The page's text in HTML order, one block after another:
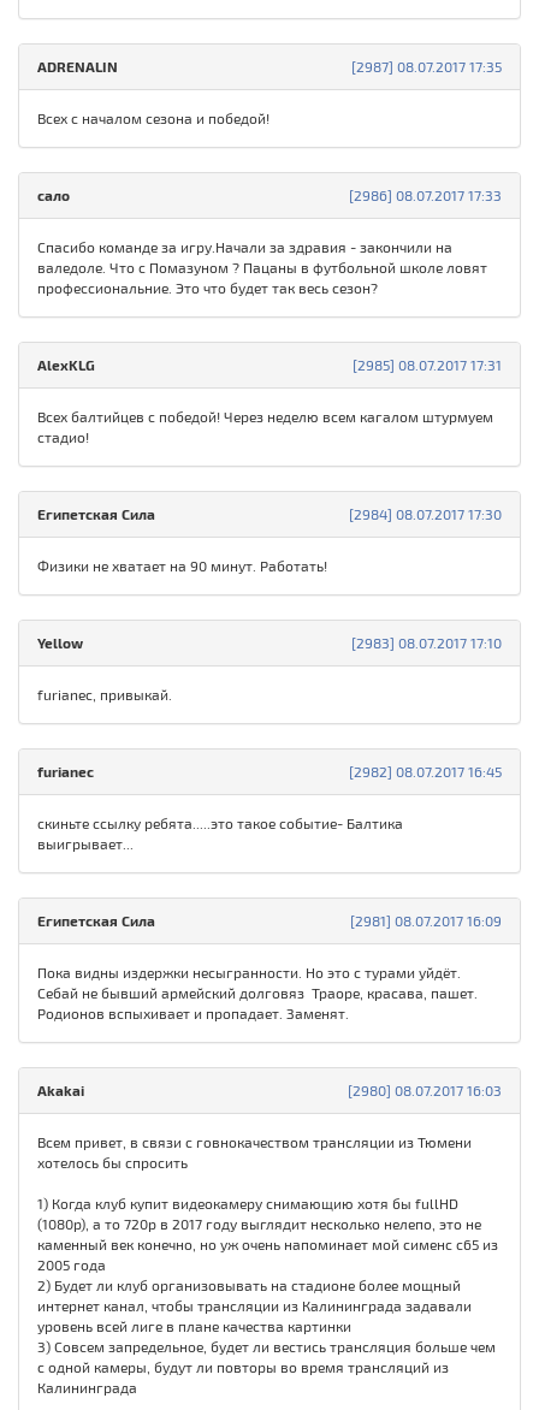
[2987] 08.07.2017 17:35
ADRENALIN
Всех с началом сезона и победой!
[2986] 08.07.2017 17:33
сало
Спасибо команде за игру.Начали за здравия - закончили на
валедоле. Что с Помазуном ? Пацаны в футбольной школе ловят
профессиональние. Это что будет так весь сезон?
[2985] 08.07.2017 17:31
AlexKLG
Всех балтийцев с победой! Через неделю всем кагалом штурмуем
стадио!
[2984] 08.07.2017 17:30
Египетская Сила
Физики не хватает на 90 минут. Работать!
[2983] 08.07.2017 17:10
Yellow
furianec, привыкай.
[2982] 08.07.2017 16:45
furianec
скиньте ссылку ребята.....это такое событие- Балтика
выигрывает...
[2981] 08.07.2017 16:09
Египетская Сила
Пока видны издержки несыгранности. Но это с турами уйдёт.
Себай не бывший армейский долговяз Траоре, красава, пашет.
Родионов вспыхивает и пропадает. Заменят.
[2980] 08.07.2017 16:03
Akakai
Всем привет, в связи с говнокачеством трансляции из Тюмени
хотелось бы спросить
1) Когда клуб купит видеокамеру снимающию хотя бы fullHD
(1080p), а то 720р в 2017 году выглядит несколько нелепо, это не
каменный век конечно, но уж очень напоминает мой сименс с65 из
2005 года
2) Будет ли клуб организовывать на стадионе более мощный
интернет канал, чтобы трансляции из Калининграда задавали
уровень всей лиге в плане качества картинки
3) Совсем запредельное, будет ли вестись трансляция больше чем
с одной камеры, будут ли повторы во время трансляций из
Калининграда